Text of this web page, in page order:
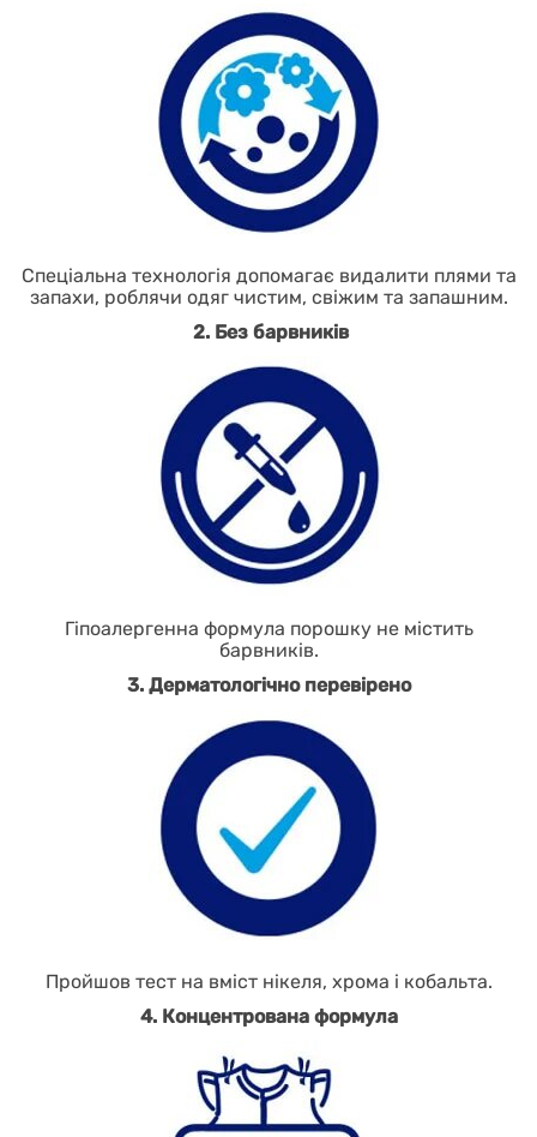
Спеціальна технологія допомагає видалити плями та
запахи, роблячи одяг чистим, свіжим та запашним.
2. Без барвників
Гіпоалергенна формула порошку не містить
барвників.
3. Дерматологічно перевірено
Пройшов тест на вміст нікеля, хрома і кобальта.
4. Концентрована формула